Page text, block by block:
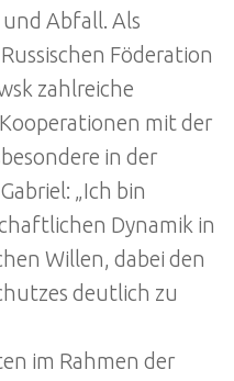
Abfall. Als
Föderation
zahlreiche
mit der
in der
„Ich bin
Dynamik in
Willen, dabei den
deutlich zu
im Rahmen der